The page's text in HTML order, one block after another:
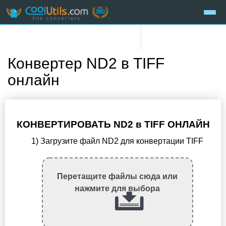
Конвертер ND2 в TIFF
онлайн
КОНВЕРТИРОВАТЬ ND2 в TIFF ОНЛАЙН
1) Загрузите файл ND2 для конвертации TIFF
Перетащите файлы сюда или
нажмите для выбора